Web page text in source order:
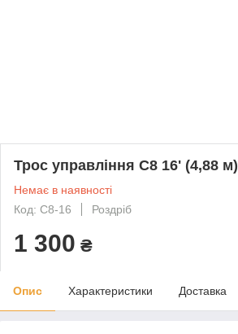
Трос управління C8 16' (4,88 м)
Немає в наявності
Код: C8-16
Роздріб
1 300 ₴
Опис Характеристики Доставка